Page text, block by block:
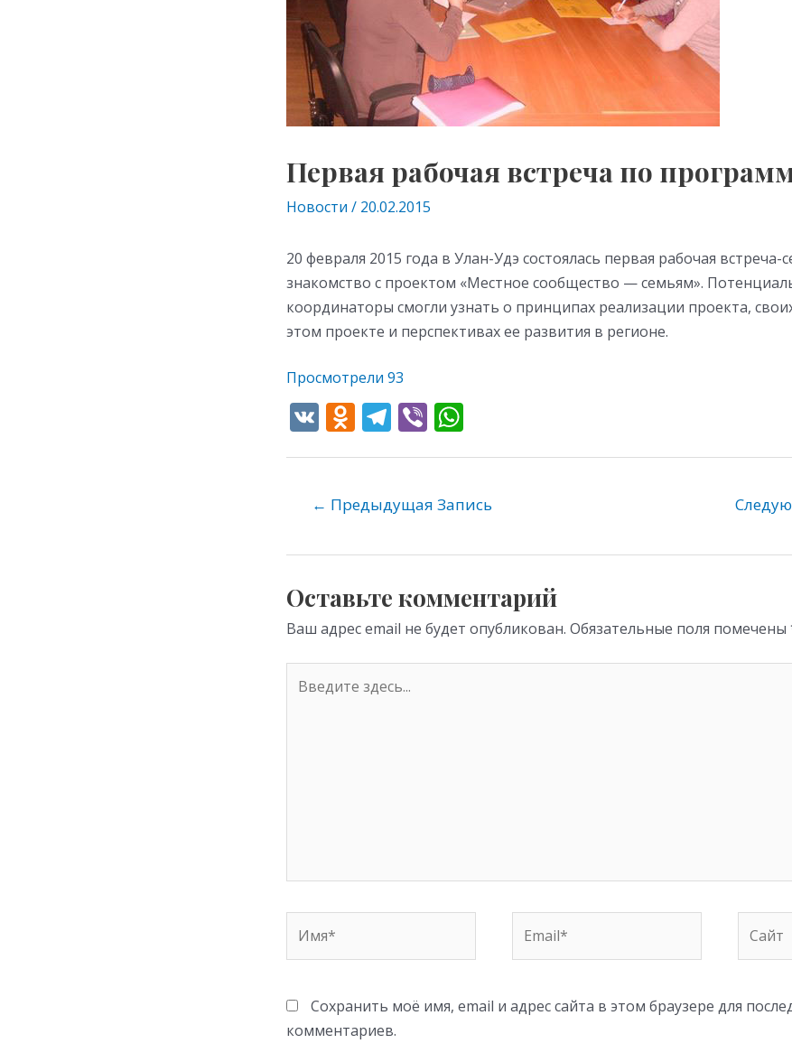
Первая рабочая встреча по
Новости / 20.02.2015
20 февраля 2015 года в Улан-Удэ состоялась первая рабочая
знакомство с проектом «Местное сообщество — семьям».
координаторы смогли узнать о принципах реализации проекта,
этом проекте и перспективах ее развития в регионе.
Просмотрели 93
V O
o
as
s
ni
T
gr
m
Vi
s
p
p
← Предыдущая Запись
Оставьте комментарий
Ваш адрес email не будет опубликован. Обязательные поля помечены
здесь...
Сохранить моё имя, email и адрес сайта в этом браузере для
комментариев.